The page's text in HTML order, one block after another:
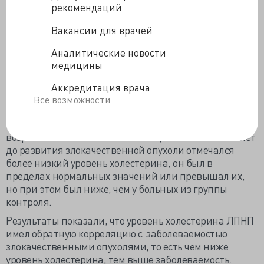
рекомендаций
Вакансии для врачей
Аналитические новости
медицины
Аккредитация врача
Все возможности
На вопрос «наблюдается ли сниженный уровень
опухоли или появляется лишь после ее развития»,
ответ был однозначным. Очень незначительные в
абсолютном значении, но при этом статистически
значимые различия в уровне холестерина между
контрольной и онкологической группами
существовали задолго до развития злокачественной
тенденция к повышению уровня холестерина с
возрастом. У онкологических пациентов за 10–20 лет
до развития злокачественной опухоли отмечался
более низкий уровень холестерина, он был в
пределах нормальных значений или превышал их,
но при этом был ниже, чем у больных из группы
контроля.
Результаты показали, что уровень холестерина ЛПНП
имел обратную корреляцию с заболеваемостью
злокачественными опухолями, то есть чем ниже
уровень холестерина, тем выше заболеваемость.